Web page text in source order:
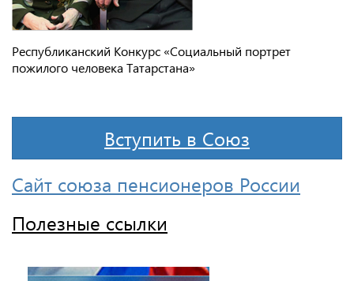
Республиканский Конкурс «Социальный портрет
пожилого человека Татарстана»
Вступить в Союз
Сайт союза пенсионеров России
Полезные ссылки